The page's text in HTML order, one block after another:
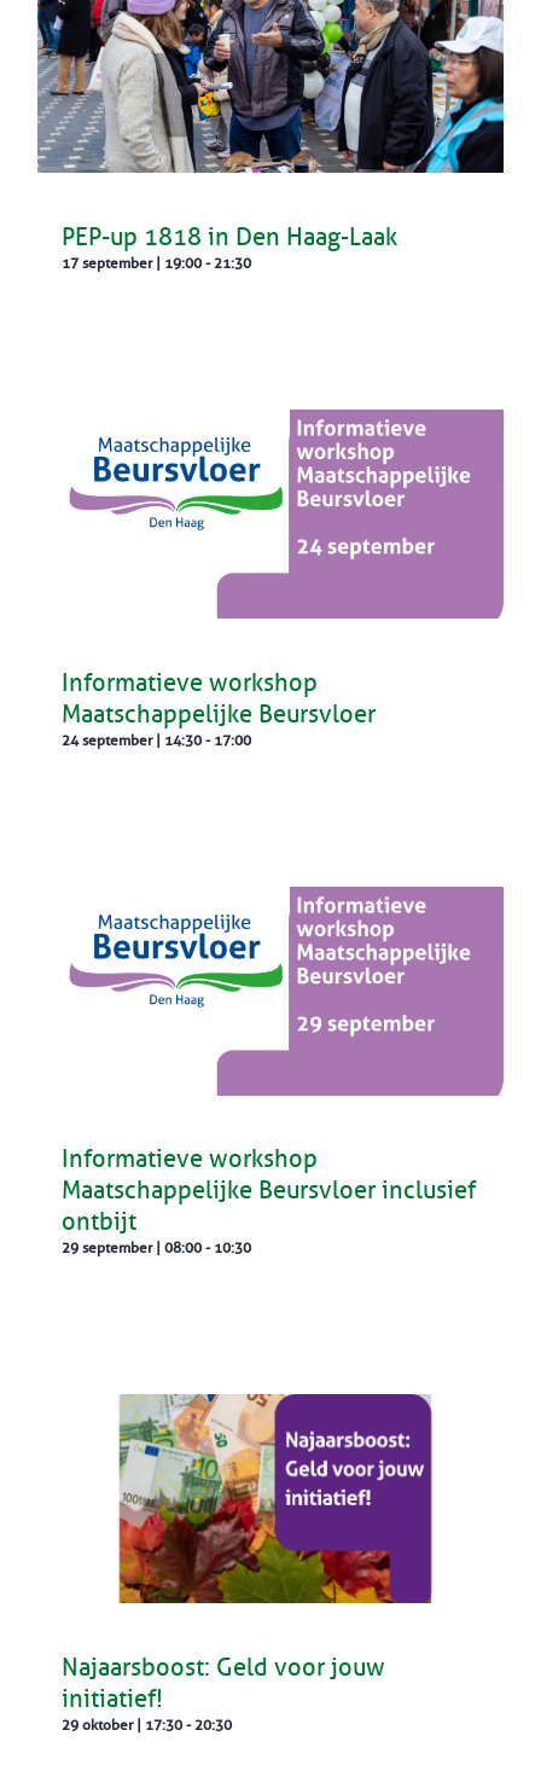
PEP-up 1818 in Den Haag-Laak
17 september | 19:00- 21:30
Informatieve workshop
Maatschappelijke Beursvloer
24 september | 14:30- 17:00
Informatieve workshop
Maatschappelijke Beursvloer inclusief
ontbijt
29 september | 08:00- 10:30
Najaarsboost: Geld voor jouw
initiatief!
29 oktober | 17:30-20:30